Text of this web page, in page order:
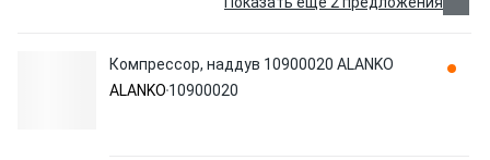
Компрессор, наддув 10900020 ALANKO
ALANKO 10900020